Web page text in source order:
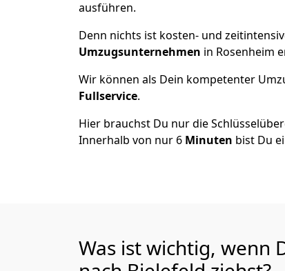
ausführen.
Denn nichts ist kosten- und
Umzugsunternehmen in Rosenheim
Wir können als Dein kompetenter
Fullservice.
Hier brauchst Du nur die
Innerhalb von nur 6 Minuten bist Du
Was ist wichtig, wenn